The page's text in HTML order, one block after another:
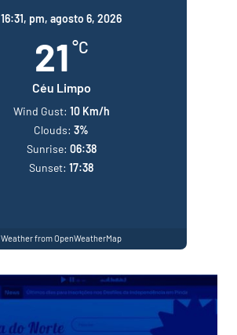
16:31, pm, agosto 6, 2026
21 °C
Céu Limpo
Wind Gust: 10 Km/h
Clouds: 3%
Sunrise: 06:38
Sunset: 17:38
Weather from OpenWeatherMap